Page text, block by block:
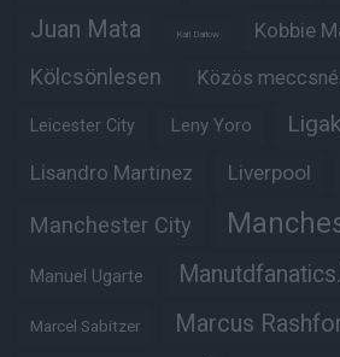
Juan Mata Karl Darlow Kobbie
Kölcsönlesen Közös
Leicester City Leny Yoro
Lisandro Martinez Liverpool
Manchester City
Manuel Ugarte
Marcel Sabitzer Marcus